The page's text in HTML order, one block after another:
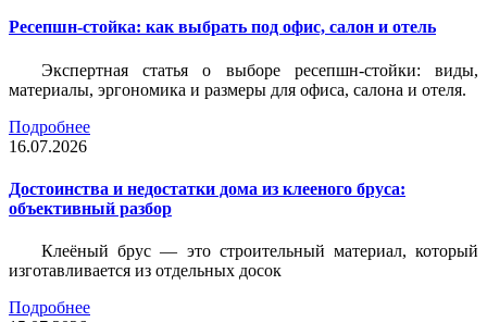
Ресепшн-стойка: как выбрать под офис, салон и отель
Экспертная статья о выборе ресепшн-стойки: виды,
материалы, эргономика и размеры для офиса, салона и отеля.
Подробнее
16.07.2026
Достоинства и недостатки дома из клееного бруса:
объективный разбор
Клеёный брус — это строительный материал, который
изготавливается из отдельных досок
Подробнее